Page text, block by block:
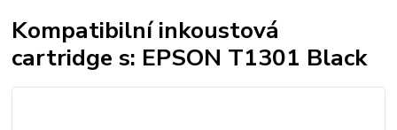
Kompatibilní inkoustová
cartridge s: EPSON T1301 Black